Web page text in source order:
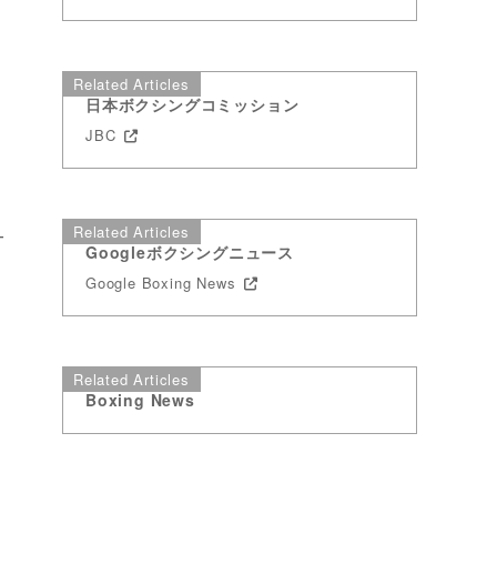
Related Articles
日本ボクシングコミッション
JBC
Related Articles
Googleボクシングニュース
Google Boxing News
Related Articles
Boxing News